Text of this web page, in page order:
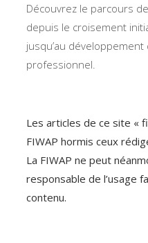
Découvrez le parcours
depuis le croisement
jusqu’au
professionnel.
Les articles de ce site «
FIWAP hormis ceux
La FIWAP ne peut
responsable de l’usage
contenu.